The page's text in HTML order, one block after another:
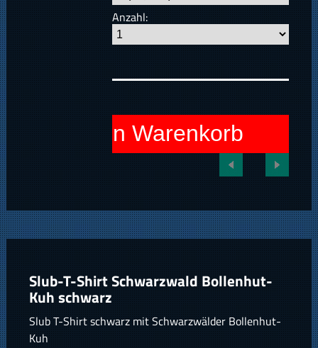
Anzahl:
In den Warenkorb
Slub-T-Shirt Schwarzwald Bollenhut-
Kuh schwarz
Slub T-Shirt schwarz mit Schwarzwälder Bollenhut-
Kuh